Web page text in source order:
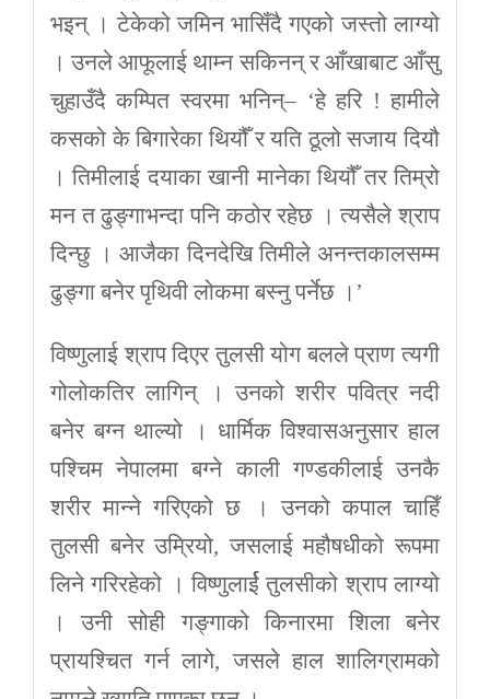
भइन् । टेकेको जमिन भासिँदै गएको जस्तो लाग्यो
। उनले आफूलाई थाम्न सकिनन् र आँखाबाट आँसु
चुहाउँदै कम्पित स्वरमा भनिन्– ‘हे हरि ! हामीले
कसको के बिगारेका थियौँ र यति ठूलो सजाय दियौ
। तिमीलाई दयाका खानी मानेका थियौँ तर तिम्रो
मन त ढुङ्गाभन्दा पनि कठोर रहेछ । त्यसैले श्राप
दिन्छु । आजैका दिनदेखि तिमीले अनन्तकालसम्म
ढुङ्गा बनेर पृथिवी लोकमा बस्नु पर्नेछ ।’
विष्णुलाई श्राप दिएर तुलसी योग बलले प्राण त्यगी
गोलोकतिर लागिन् । उनको शरीर पवित्र नदी
बनेर बग्न थाल्यो । धार्मिक विश्वासअनुसार हाल
पश्चिम नेपालमा बग्ने काली गण्डकीलाई उनकै
शरीर मान्ने गरिएको छ । उनको कपाल चाहिँ
तुलसी बनेर उम्रियो, जसलाई महौषधीको रूपमा
लिने गरिरहेको । विष्णुलार्ई तुलसीको श्राप लाग्यो
। उनी सोही गङ्गाको किनारमा शिला बनेर
प्रायश्चित गर्न लागे, जसले हाल शालिग्रामको